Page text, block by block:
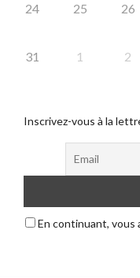
24 25 26
31 1 2
Inscrivez-vous à la
En continuant,